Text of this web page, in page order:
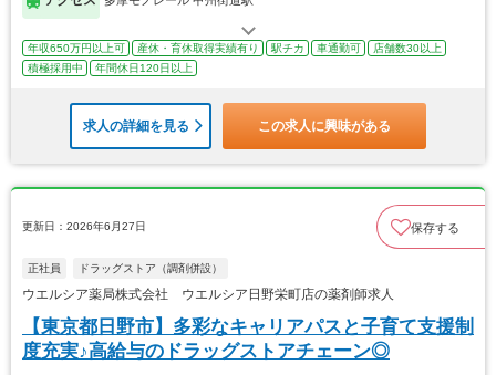
年収650万円以上可 産休・育休取得実績有り 駅チカ 車通勤可
店舗数30以上
積極採用中
年間休日120日以上
求人の詳細を見る この求人に興味がある
更新日：2026年6月27日 保存する
正社員 ドラッグストア（調剤併設）
ウエルシア薬局株式会社 ウエルシア日野栄町店の薬剤師求人
【東京都日野市】多彩なキャリアパスと子育て支援制
度充実♪高給与のドラッグストアチェーン◎